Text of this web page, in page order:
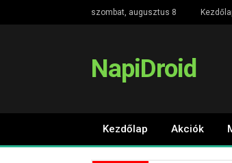
szombat, augusztus 8
NapiDroid
Kezdőlap Akciók